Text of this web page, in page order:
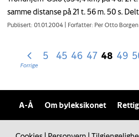
samme distanse på 21 t. 56 m. 50 s.
Publisert: 01.01.2004 Forfatter: Per Otto Borgen
Forrige
5 45 46 47 48 49
A-Å Om byleksikonet